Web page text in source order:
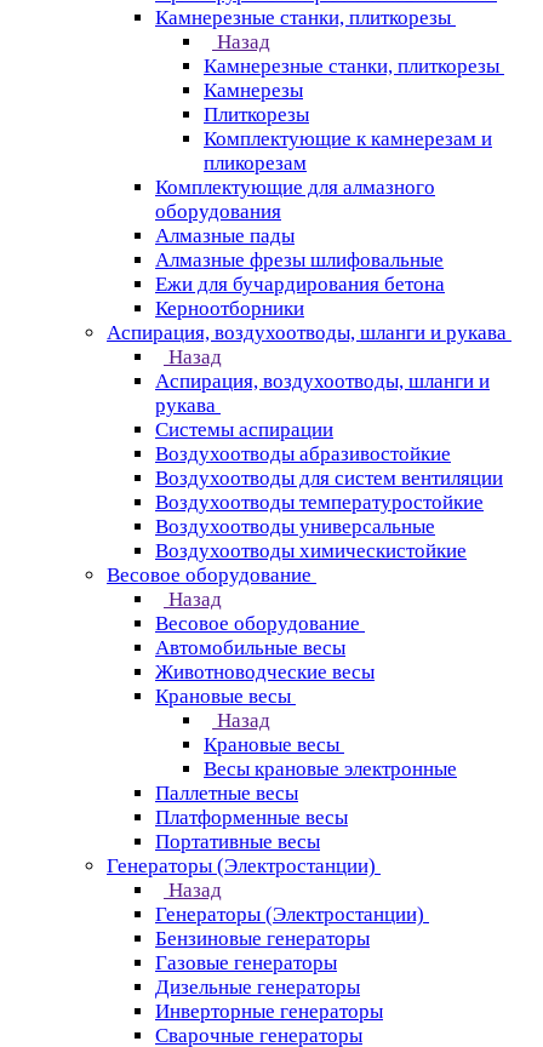
Камнерезные станки, плиткорезы
Назад
Камнерезные станки, плиткорезы
Камнерезы
Плиткорезы
Комплектующие к камнерезам и
пликорезам
Комплектующие для алмазного
оборудования
Алмазные пады
Алмазные фрезы шлифовальные
Ежи для бучардирования бетона
Керноотборники
Аспирация, воздухоотводы, шланги и рукава
Назад
Аспирация, воздухоотводы, шланги и
рукава
Системы аспирации
Воздухоотводы абразивостойкие
Воздухоотводы для систем вентиляции
Воздухоотводы температуростойкие
Воздухоотводы универсальные
Воздухоотводы химическистойкие
Весовое оборудование
Назад
Весовое оборудование
Автомобильные весы
Животноводческие весы
Крановые весы
Назад
Крановые весы
Весы крановые электронные
Паллетные весы
Платформенные весы
Портативные весы
Генераторы (Электростанции)
Назад
Генераторы (Электростанции)
Бензиновые генераторы
Газовые генераторы
Дизельные генераторы
Инверторные генераторы
Сварочные генераторы